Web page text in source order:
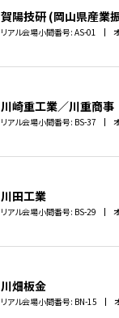
賀陽技研 (岡山県産業
リアル会場小間番号: AS-01
川崎重工業／川重商事
リアル会場小間番号: BS-37
川田工業
リアル会場小間番号: BS-29
川畑板金
リアル会場小間番号: BN-15